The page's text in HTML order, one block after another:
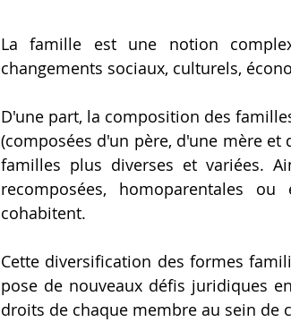
La famille est une notion
changements sociaux, culturels,
D'une part, la composition des
(composées d'un père, d'une mère
familles plus diverses et variées.
recomposées, homoparentales
cohabitent.
Cette diversification des formes
pose de nouveaux défis juridiques
droits de chaque membre au sein de